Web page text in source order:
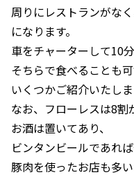
周りにレストランがな
になります。
車をチャーターして10
そちらで食べることも可
いくつかご紹介いたしま
なお、フローレスは8割
お酒は置いてあり、
ビンタンビールであれ
豚肉を使ったお店も多